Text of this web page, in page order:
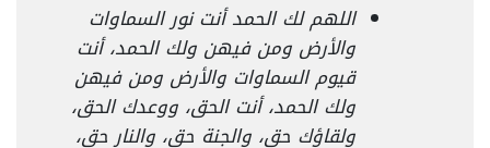
اللهم لك الحمد أنت نور السماوات
والأرض ومن فيهن ولك الحمد، أنت
قيوم السماوات والأرض ومن فيهن
ولك الحمد، أنت الحق، ووعدك الحق،
ولقاؤك حق، والجنة حق، والنار حق،